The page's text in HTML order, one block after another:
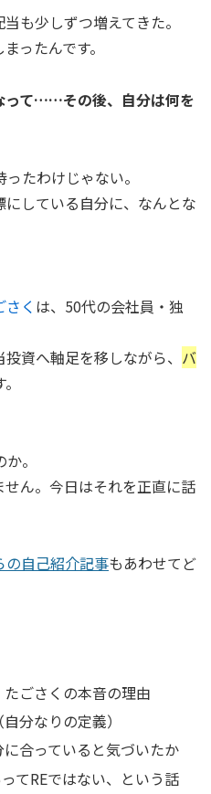
も少しずつ増えてきた。
ったんです。
って……その後、自分は何を
たわけじゃない。
している自分に、なんとな
さく は、50代の会社員・独
資へ軸足を移しながら、 バ
。
ん。今日はそれを正直に話
の自己紹介記事もあわせてど
ごさくの本音の理由
分なりの定義）
合っていると気づいたか
てREではない、という話